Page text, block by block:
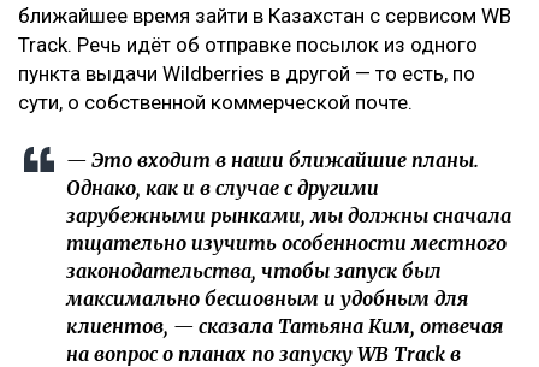
ближайшее время зайти в Казахстан с сервисом WB
Track. Речь идёт об отправке посылок из одного
пункта выдачи Wildberries в другой — то есть, по
сути, о собственной коммерческой почте.
— Это входит в наши ближайшие планы.
Однако, как и в случае с другими
зарубежными рынками, мы должны сначала
тщательно изучить особенности местного
законодательства, чтобы запуск был
максимально бесшовным и удобным для
клиентов, — сказала Татьяна Ким, отвечая
на вопрос о планах по запуску WB Track в